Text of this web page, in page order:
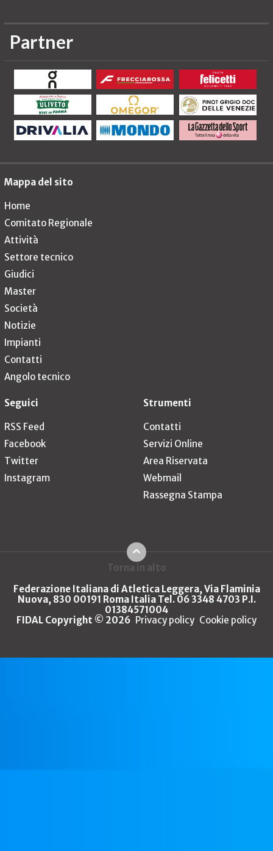
Partner
Mappa del sito
Home
Comitato Regionale
Attività
Settore tecnico
Giudici
Master
Società
Notizie
Impianti
Contatti
Angolo tecnico
Seguici
RSS Feed
Facebook
Twitter
Instagram
Strumenti
Contatti
Servizi Online
Area Riservata
Webmail
Rassegna Stampa
Torna in alto
Federazione Italiana di Atletica Leggera, Via Flaminia
Nuova, 830 00191 Roma Italia Tel. 06 3348 4703 P.I.
01384571004
FIDAL Copyright © 2026 Privacy policy Cookie policy